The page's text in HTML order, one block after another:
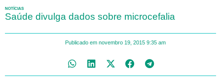
NOTÍCIAS
Saúde divulga dados sobre microcefalia
Publicado em novembro 19, 2015 9:35 am